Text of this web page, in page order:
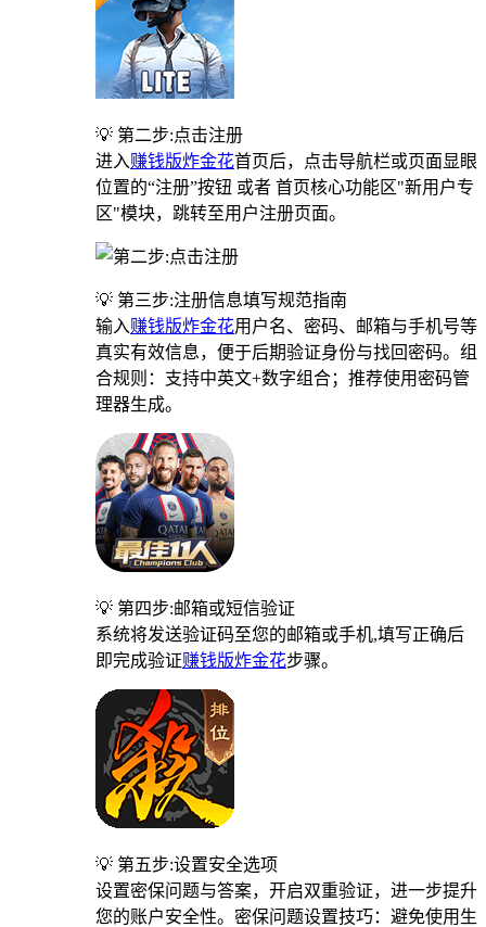
💡 第二步:点击注册
进入赚钱版炸金花首页后，点击导航栏或页面显眼
位置的“注册”按钮 或者 首页核心功能区"新用户专
区"模块，跳转至用户注册页面。
💡 第三步:注册信息填写规范指南
输入赚钱版炸金花用户名、密码、邮箱与手机号等
真实有效信息，便于后期验证身份与找回密码。组
合规则：支持中英文+数字组合；推荐使用密码管
理器生成。
💡 第四步:邮箱或短信验证
系统将发送验证码至您的邮箱或手机,填写正确后
即完成验证赚钱版炸金花步骤。
💡 第五步:设置安全选项
设置密保问题与答案，开启双重验证，进一步提升
您的账户安全性。密保问题设置技巧：避免使用生